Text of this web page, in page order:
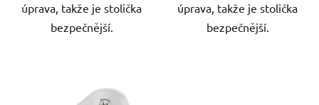
úprava, takže je stolička
bezpečnější.
úprava, takže je stolička
bezpečnější.